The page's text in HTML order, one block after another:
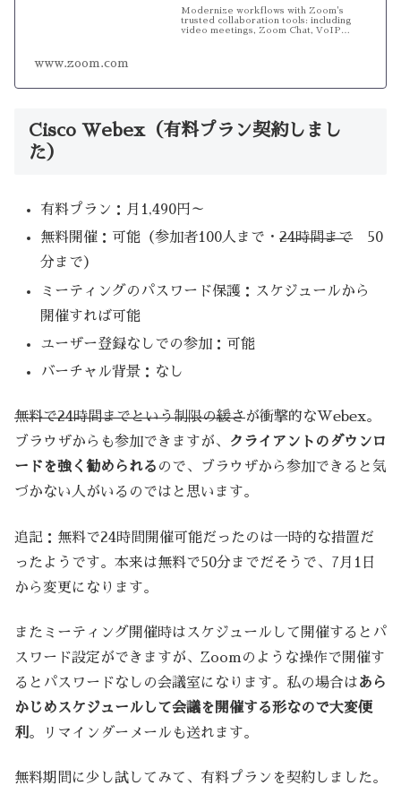
Modernize workflows with Zoom's
trusted collaboration tools: including
video meetings, Zoom Chat, VoIP
www.zoom.com
Cisco Webex（有料プラン契約しまし
た）
有料プラン：月1,490円～
無料開催：可能（参加者100人まで・24時間まで50
分まで）
ミーティングのパスワード保護：スケジュールから
開催すれば可能
ユーザー登録なしでの参加：可能
バーチャル背景：なし
無料で24時間までという制限の緩さが衝撃的なWebex。
ブラウザからも参加できますが、
クライアントのダウンロ
ードを強く勧められる ので、ブラウザから参加できると気
づかない人がいるのではと思います。
追記：無料で24時間開催可能だったのは一時的な措置だ
ったようです。本来は無料で50分までだそうで、7月1日
から変更になります。
またミーティング開催時はスケジュールして開催するとパ
スワード設定ができますが、Zoomのような操作で開催す
るとパスワードなしの会議室になります。私の場合はあら
かじめスケジュールして会議を開催する形なので大変便
利 。リマインダーメールも送れます。
無料期間に少し試してみて、有料プランを契約しました。